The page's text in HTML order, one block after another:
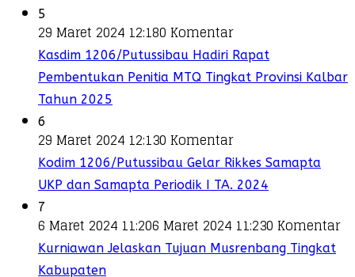
5
29 Maret 2024 12:180 Komentar
Kasdim 1206/Putussibau Hadiri Rapat
Pembentukan Penitia MTQ Tingkat Provinsi Kalbar
Tahun 2025
6
29 Maret 2024 12:130 Komentar
Kodim 1206/Putussibau Gelar Rikkes Samapta
UKP dan Samapta Periodik I TA. 2024
7
6 Maret 2024 11:206 Maret 2024 11:230 Komentar
Kurniawan Jelaskan Tujuan Musrenbang Tingkat
Kabupaten